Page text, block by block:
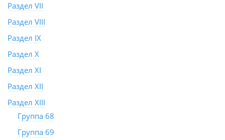
Раздел VII
Раздел VIII
Раздел IX
Раздел X
Раздел XI
Раздел XII
Раздел XIII
Группа 68
Группа 69